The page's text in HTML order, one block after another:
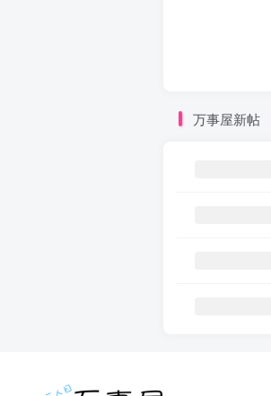
万事屋新帖